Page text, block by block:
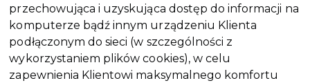
przechowująca i uzyskująca dostęp do informacji na
komputerze bądź innym urządzeniu Klienta
podłączonym do sieci (w szczególności z
wykorzystaniem plików cookies), w celu
zapewnienia Klientowi maksymalnego komfortu